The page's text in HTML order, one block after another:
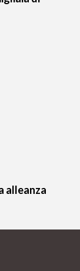
alleanza